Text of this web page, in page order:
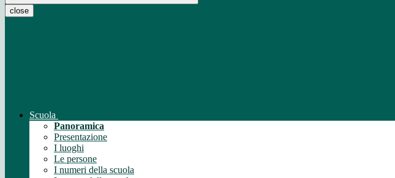
close
Scuola
Panoramica
Presentazione
I luoghi
Le persone
I numeri della scuola